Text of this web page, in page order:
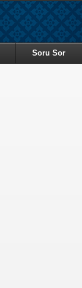
Soru Sor